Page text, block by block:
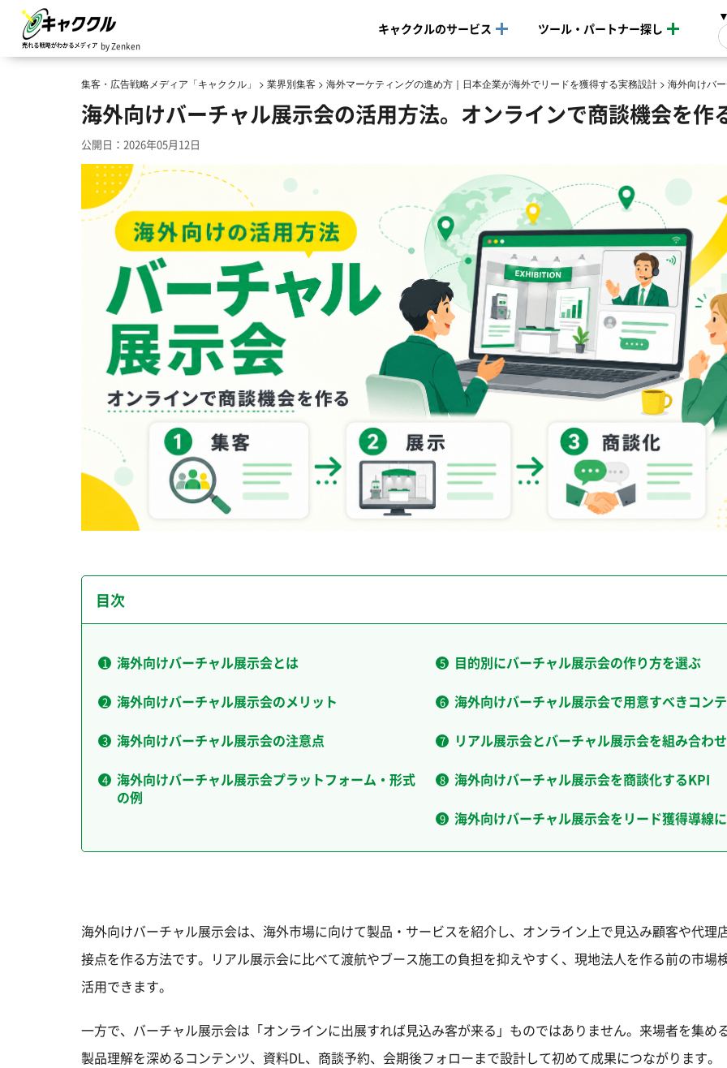
by Zenken
キャククルのサービス ツール・パートナー探し
集客・広告戦略メディア「キャククル」 > 業界別集客 > 海外マーケティングの進め方｜日本企業が海外でリードを獲得する実務設計 > 海外向けバ
海外向けバーチャル展示会の活用方法。オンラインで商談機会を作
公開日：2026年05月12日
目次
海外向けバーチャル展示会とは
海外向けバーチャル展示会のメリット
海外向けバーチャル展示会の注意点
海外向けバーチャル展示会プラットフォーム・形式
の例
目的別にバーチャル展示会の作り方を選ぶ
海外向けバーチャル展示会で用意すべきコン
リアル展示会とバーチャル展示会を組み合わ
海外向けバーチャル展示会を商談化するKPI
海外向けバーチャル展示会をリード獲得導線
海外向けバーチャル展示会は、海外市場に向けて製品・サービスを紹介し、オンライン上で見込み顧客や代理
接点を作る方法です。リアル展示会に比べて渡航やブース施工の負担を抑えやすく、現地法人を作る前の市場
活用できます。
一方で、バーチャル展示会は「オンラインに出展すれば見込み客が来る」ものではありません。来場者を集め
製品理解を深めるコンテンツ、資料DL、商談予約、会期後フォローまで設計して初めて成果につながります。